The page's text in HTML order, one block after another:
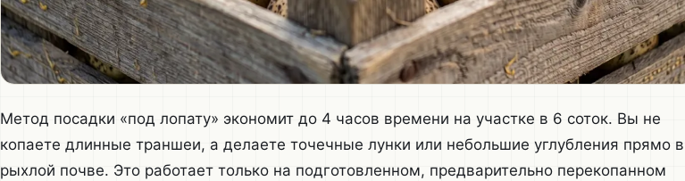
Метод посадки «под лопату» экономит до 4 часов времени на участке в 6 соток. Вы не
копаете длинные траншеи, а делаете точечные лунки или небольшие углубления прямо в
рыхлой почве. Это работает только на подготовленном, предварительно перекопанном